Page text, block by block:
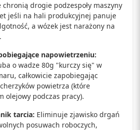
drogie podzespoły maszyny
jeśli na hali produkcyjnej panuje
a wózek jest narażony na
napowietrzeniu:
o wadze 80g "kurczy się" w
całkowicie zapobiegając
powietrza (które
olejowy podczas pracy).
tarcia: Eliminuje zjawisko drgań
posuwach roboczych,